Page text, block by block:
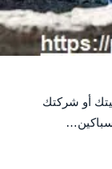
أو شركتك